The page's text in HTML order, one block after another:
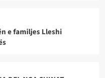
e familjes Lleshi